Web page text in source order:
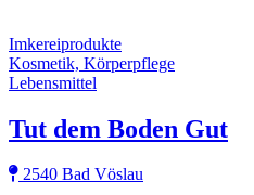
Imkereiprodukte
Kosmetik, Körperpflege
Lebensmittel
Tut dem Boden Gut
2540 Bad Vöslau